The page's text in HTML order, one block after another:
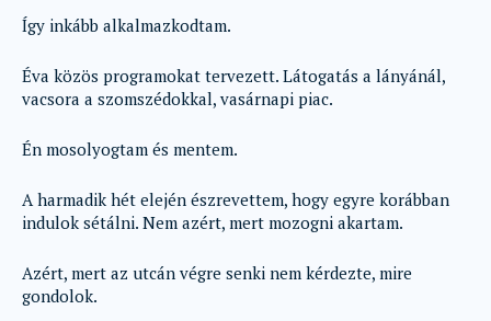
Így inkább alkalmazkodtam.
Éva közös programokat tervezett. Látogatás a lányánál,
vacsora a szomszédokkal, vasárnapi piac.
Én mosolyogtam és mentem.
A harmadik hét elején észrevettem, hogy egyre korábban
indulok sétálni. Nem azért, mert mozogni akartam.
Azért, mert az utcán végre senki nem kérdezte, mire
gondolok.